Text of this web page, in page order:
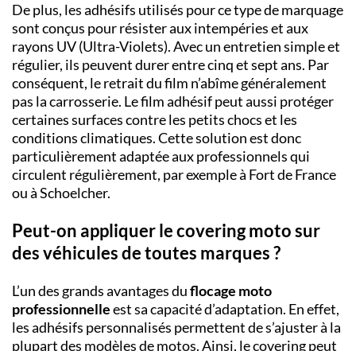
De plus, les adhésifs utilisés pour ce type de marquage
sont conçus pour résister aux intempéries et aux
rayons UV (Ultra-Violets). Avec un entretien simple et
régulier, ils peuvent durer entre cinq et sept ans. Par
conséquent, le retrait du film n’abîme généralement
pas la carrosserie. Le film adhésif peut aussi protéger
certaines surfaces contre les petits chocs et les
conditions climatiques. Cette solution est donc
particulièrement adaptée aux professionnels qui
circulent régulièrement, par exemple à Fort de France
ou à Schoelcher.
Peut-on appliquer le covering moto sur
des véhicules de toutes marques ?
L’un des grands avantages duflocage moto
professionnelleest sa capacité d’adaptation. En effet,
les adhésifs personnalisés permettent de s’ajuster à la
plupart des modèles de motos. Ainsi, le covering peut